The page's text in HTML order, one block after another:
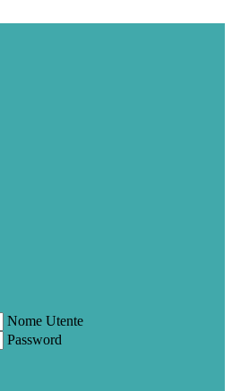
Nome Utente
Password